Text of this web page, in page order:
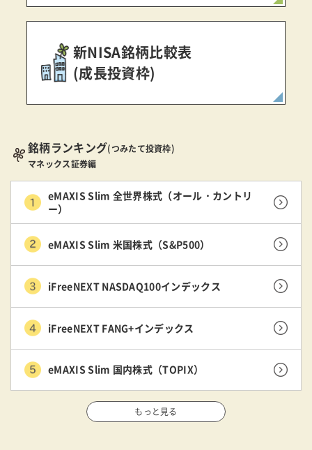
新NISA銘柄比較表
(成長投資枠)
銘柄ランキング(つみたて投資枠)
マネックス証券編
eMAXIS Slim 全世界株式（オール・カントリ
ー）
eMAXIS Slim 米国株式（S&P500）
iFreeNEXT NASDAQ100インデックス
iFreeNEXT FANG+インデックス
eMAXIS Slim 国内株式（TOPIX）
もっと見る